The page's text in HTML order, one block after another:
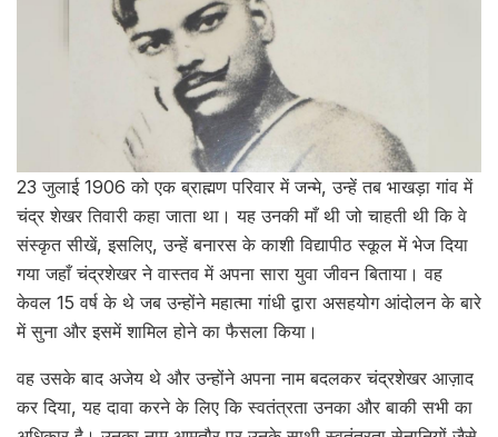
23 जुलाई 1906 को एक ब्राह्मण परिवार में जन्मे, उन्हें तब भाखड़ा गांव में
चंद्र शेखर तिवारी कहा जाता था। यह उनकी माँ थी जो चाहती थी कि वे
संस्कृत सीखें, इसलिए, उन्हें बनारस के काशी विद्यापीठ स्कूल में भेज दिया
गया जहाँ चंद्रशेखर ने वास्तव में अपना सारा युवा जीवन बिताया। वह
केवल 15 वर्ष के थे जब उन्होंने महात्मा गांधी द्वारा असहयोग आंदोलन के बारे
में सुना और इसमें शामिल होने का फैसला किया।
वह उसके बाद अजेय थे और उन्होंने अपना नाम बदलकर चंद्रशेखर आज़ाद
कर दिया, यह दावा करने के लिए कि स्वतंत्रता उनका और बाकी सभी का